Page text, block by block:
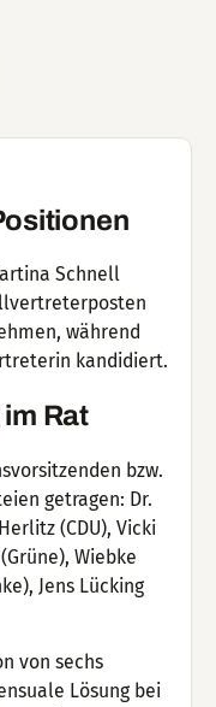
Schnell
während
kandidiert.
Rat
bzw.
getragen: Dr.
(CDU), Vicki
Wiebke
Jens Lücking
von sechs
Lösung bei